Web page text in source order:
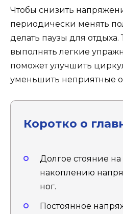
Чтобы снизить
периодически менять
делать паузы для отдыха.
выполнять легкие
поможет улучшить
уменьшить неприятные
Коротко о
Долгое стояние
накоплению
ног.
Постоянное